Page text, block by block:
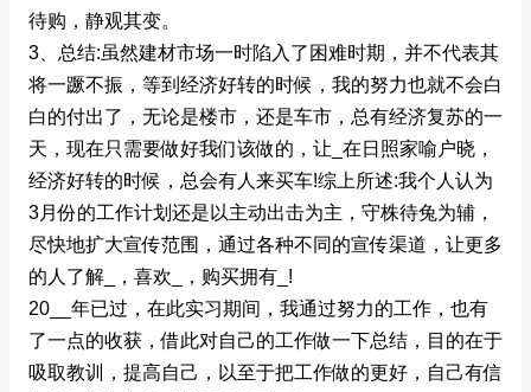
待购，静观其变。
3、总结:虽然建材市场一时陷入了困难时期，并不代表其
将一蹶不振，等到经济好转的时候，我的努力也就不会白
白的付出了，无论是楼市，还是车市，总有经济复苏的一
天，现在只需要做好我们该做的，让_在日照家喻户晓，
经济好转的时候，总会有人来买车!综上所述:我个人认为
3月份的工作计划还是以主动出击为主，守株待兔为辅，
尽快地扩大宣传范围，通过各种不同的宣传渠道，让更多
的人了解_，喜欢_，购买拥有_!
20__年已过，在此实习期间，我通过努力的工作，也有
了一点的收获，借此对自己的工作做一下总结，目的在于
吸取教训，提高自己，以至于把工作做的更好，自己有信